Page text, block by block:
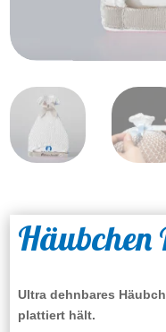
Häubchen
Ultra dehnbares
plattiert hält.